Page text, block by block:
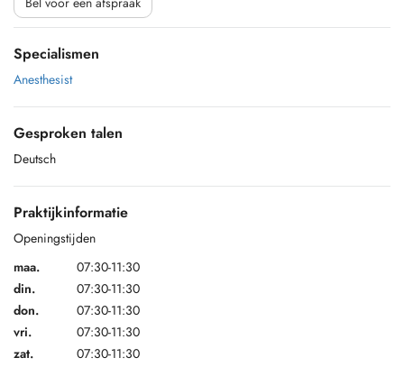
Specialismen
Anesthesist
Gesproken talen
Deutsch
Praktijkinformatie
Openingstijden
maa.
07:30-11:30
din.
07:30-11:30
don.
07:30-11:30
vri.
07:30-11:30
zat.
07:30-11:30